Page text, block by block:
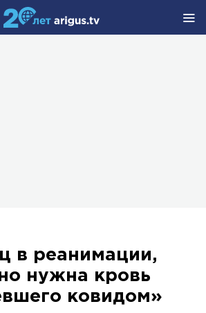
в реанимации,
нужна кровь
ковидом»